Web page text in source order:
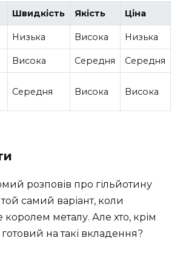
Швидкість Якість Ціна
Низька Висока Низька
Висока Середня Середня
Середня Висока Висока
розповів про гільйотину
самий варіант, коли
королем металу. Але хто, крім
на такі вкладення?